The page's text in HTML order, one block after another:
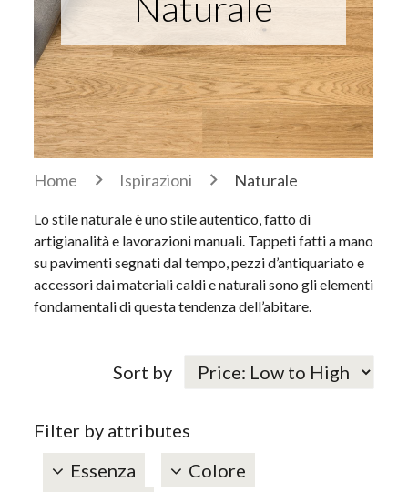
Home Ispirazioni Naturale
Lo stile naturale è uno stile autentico, fatto di
artigianalità e lavorazioni manuali. Tappeti fatti a mano
su pavimenti segnati dal tempo, pezzi d’antiquariato e
accessori dai materiali caldi e naturali sono gli elementi
fondamentali di questa tendenza dell’abitare.
Sort by
Filter by attributes
Essenza
Colore